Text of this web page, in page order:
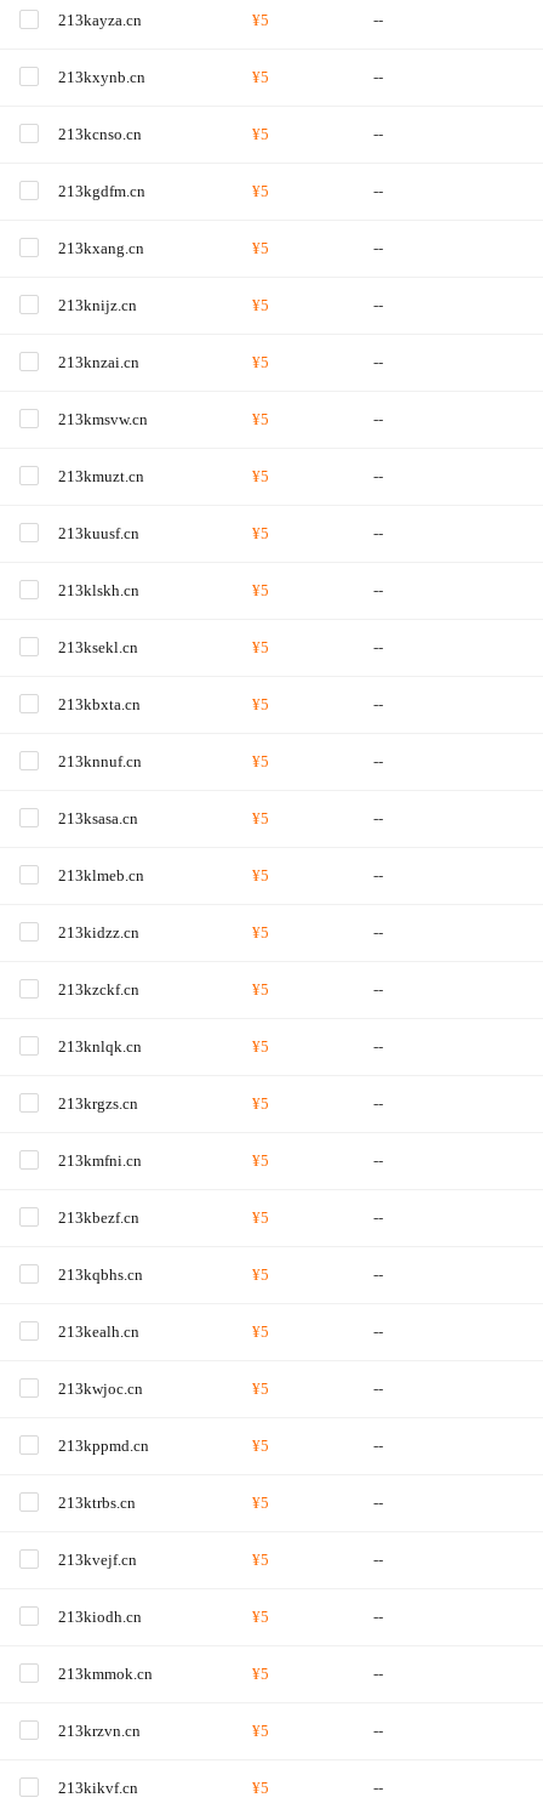
213kayza.cn ¥5 --
213kxynb.cn ¥5 --
213kcnso.cn ¥5 --
213kgdfm.cn ¥5 --
213kxang.cn ¥5 --
213knijz.cn ¥5 --
213knzai.cn ¥5 --
213kmsvw.cn ¥5 --
213kmuzt.cn ¥5 --
213kuusf.cn ¥5 --
213klskh.cn ¥5 --
213ksekl.cn ¥5 --
213kbxta.cn ¥5 --
213knnuf.cn ¥5 --
213ksasa.cn ¥5 --
213klmeb.cn ¥5 --
213kidzz.cn ¥5 --
213kzckf.cn ¥5 --
213knlqk.cn ¥5 --
213krgzs.cn ¥5 --
213kmfni.cn ¥5 --
213kbezf.cn ¥5 --
213kqbhs.cn ¥5 --
213kealh.cn ¥5 --
213kwjoc.cn ¥5 --
213kppmd.cn ¥5 --
213ktrbs.cn ¥5 --
213kvejf.cn ¥5 --
213kiodh.cn ¥5 --
213kmmok.cn ¥5 --
213krzvn.cn ¥5 --
213kikvf.cn ¥5 --